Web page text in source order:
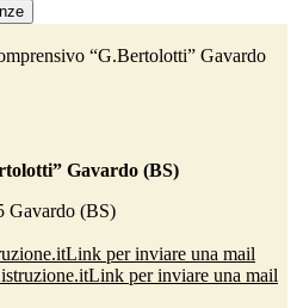
“G.Bertolotti” Gavardo
Gavardo (BS)
Gavardo (BS)
Link per inviare una mail
Link per inviare una mail